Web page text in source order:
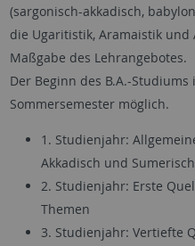
(sargonisch-akkadisch,
die Ugaritistik, Aramaistik
Maßgabe des Lehrangebotes.
Der Beginn des B.A.-
Sommersemester möglich.
1. Studienjahr:
Akkadisch und Sumerisch
2. Studienjahr: Erste
Themen
3. Studienjahr: Vertiefte